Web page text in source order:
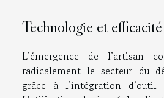
Technologie et
L’émergence de l’artisan
radicalement le secteur du
grâce à l’intégration d’outil